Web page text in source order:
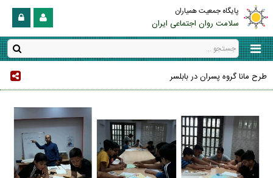
پایگاه جمعیت همیاران
سلامت روان اجتماعی ایران
طرح مانا گروه پسران در بابلسر